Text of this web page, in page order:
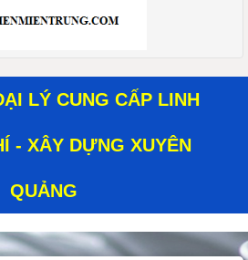
LÝ CUNG CẤP LINH
- XÂY DỰNG XUYÊN
QUẢNG